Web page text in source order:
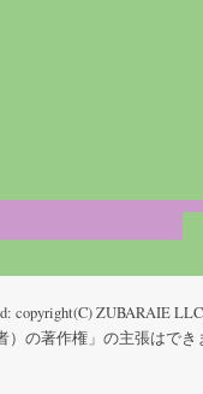
copyright(C) ZUBARAIE
の著作権」の主張はで